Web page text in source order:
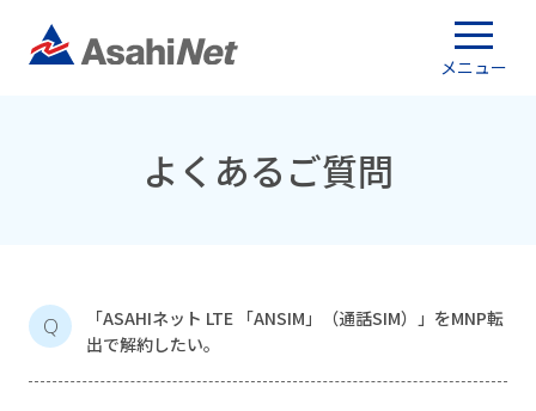
メニュー
よくあるご質問
Q
「ASAHIネット LTE 「ANSIM」（通話SIM）」をMNP転
出で解約したい。